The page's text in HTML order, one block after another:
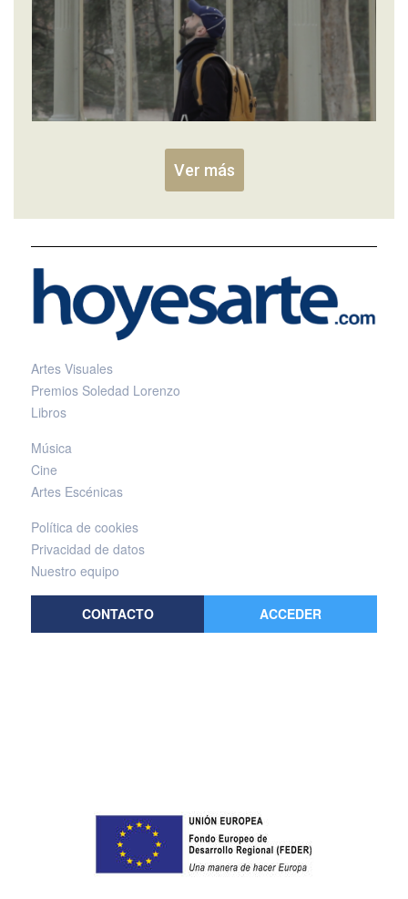
Ver más
Artes Visuales
Premios Soledad Lorenzo
Libros
Música
Cine
Artes Escénicas
Política de cookies
Privacidad de datos
Nuestro equipo
CONTACTO ACCEDER